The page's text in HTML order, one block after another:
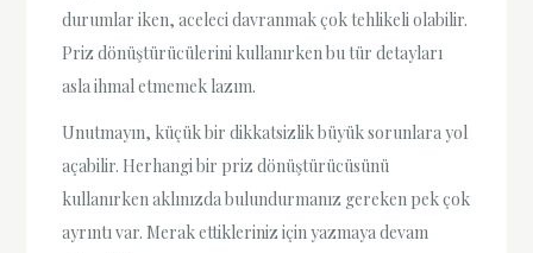
durumlar iken, aceleci davranmak çok tehlikeli olabilir.
Priz dönüştürücülerini kullanırken bu tür detayları
asla ihmal etmemek lazım.
Unutmayın, küçük bir dikkatsizlik büyük sorunlara yol
açabilir. Herhangi bir priz dönüştürücüsünü
kullanırken aklınızda bulundurmanız gereken pek çok
ayrıntı var. Merak ettikleriniz için yazmaya devam